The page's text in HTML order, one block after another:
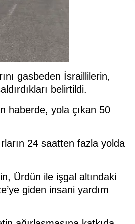
gasbeden İsraillilerin,
belirtildi.
haberde, yola çıkan 50
24 saatten fazla yolda
Ürdün ile işgal altındaki
giden insani yardım